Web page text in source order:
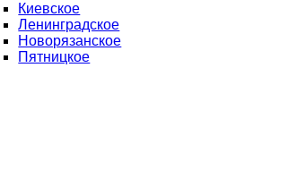
Киевское
Ленинградское
Новорязанское
Пятницкое